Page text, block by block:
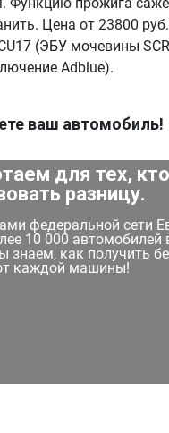
Цена от 23800
(ЭБУ мочевины
Adblue).
ваш автомобиль!
для тех,
разницу.
федеральной сети
10 000 автомобилей
знаем, как получить
каждой машины!